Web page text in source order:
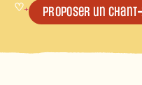
♡+ Proposer un chant